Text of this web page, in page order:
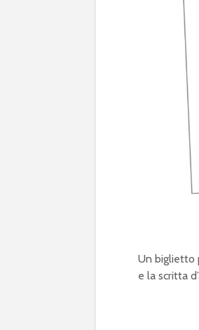
Un biglietto
e la scritta